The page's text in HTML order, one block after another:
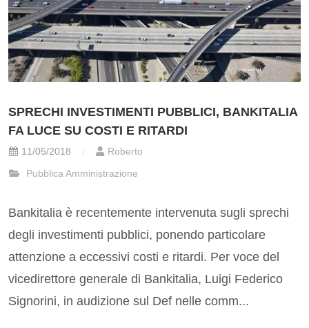
SPRECHI INVESTIMENTI PUBBLICI, BANKITALIA
FA LUCE SU COSTI E RITARDI
11/05/2018
Roberto
Pubblica Amministrazione
Bankitalia è recentemente intervenuta sugli sprechi
degli investimenti pubblici, ponendo particolare
attenzione a eccessivi costi e ritardi. Per voce del
vicedirettore generale di Bankitalia, Luigi Federico
Signorini, in audizione sul Def nelle comm...